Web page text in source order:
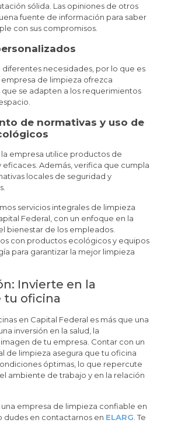
sólida. Las opiniones de otros
fuente de información para saber
con sus compromisos.
necesidades, por lo que es
de limpieza ofrezca
se adapten a los requerimientos
de normativas y uso de
empresa utilice productos de
eficaces. Además, verifica que cumpla
locales de seguridad y
servicios integrales de limpieza
Federal, con un enfoque en la
bienestar de los empleados.
con productos ecológicos y equipos
para garantizar la mejor limpieza
Invierte en la
tu oficina
en Capital Federal es más que una
inversión en la salud, la
de tu empresa. Contar con un
de limpieza asegura que tu oficina
óptimas, lo que repercute
ambiente de trabajo y en la relación
una empresa de limpieza confiable en
dudes en contactarnos en ELARG . Te